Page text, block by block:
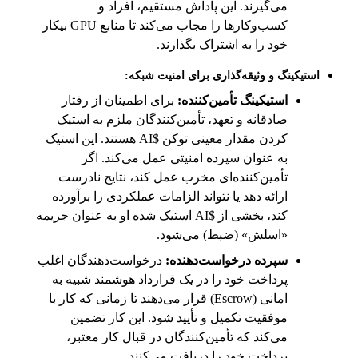
می‌گیرند. این پاداش مستقیم، افراد و
کسب‌وکارها را مجاب می‌کند تا منابع GPU بیکار
خود را به اشتراک بگذارند.
استیکینگ و وثیقه‌گذاری برای امنیت شبکه:
استیکینگ تأمین‌کننده: برای اطمینان از رفتار
صادقانه و تعهد، تأمین‌کنندگان ملزم به استیک
کردن مقدار معینی توکن $AI هستند. این استیک
به عنوان سپرده امنیتی عمل می‌کند. اگر
تأمین‌کننده‌ای مخرب عمل کند، نتایج نادرست
ارائه دهد یا نتواند الزامات عملکردی را برآورده
کند، بخشی از $AI استیک شده او به عنوان جریمه
«اسلش» (ضبط) می‌شود.
سپرده درخواست‌دهنده: درخواست‌دهندگان اغلب
پرداخت خود را در یک قرارداد هوشمند شبیه به
امانی (Escrow) قرار می‌دهند تا زمانی که کار با
موفقیت تکمیل و تأیید شود. این کار تضمین
می‌کند که تأمین‌کنندگان در قبال کار معتبر،